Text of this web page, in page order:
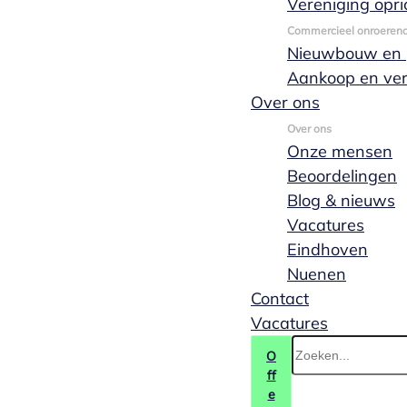
Commercieel
Nieuwbouw
Aankoop en
Over ons
Over ons
Onze mensen
Beoordelingen
Blog & nieuws
Vacatures
Eindhoven
Nuenen
Contact
Vacatures
O
ff
e
huisartsen, maatschappen van advocaten en
notarissen en andere beroepsgroepen.
Ondernemen als